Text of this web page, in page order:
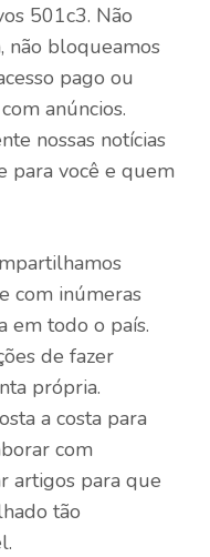
501c3. Não
não bloqueamos
pago ou
anúncios.
nossas notícias
para você e quem
com inúmeras
em todo o país.
de fazer
própria.
a costa para
com
artigos para que
tão